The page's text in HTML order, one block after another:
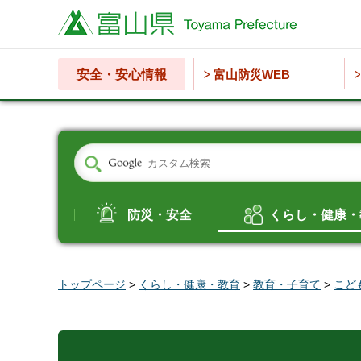
富山県
安全・安心情報 富山防災WEB
防災・安全 くらし・健康
トップページ > くらし・健康・教育 > 教育・子育て > こど